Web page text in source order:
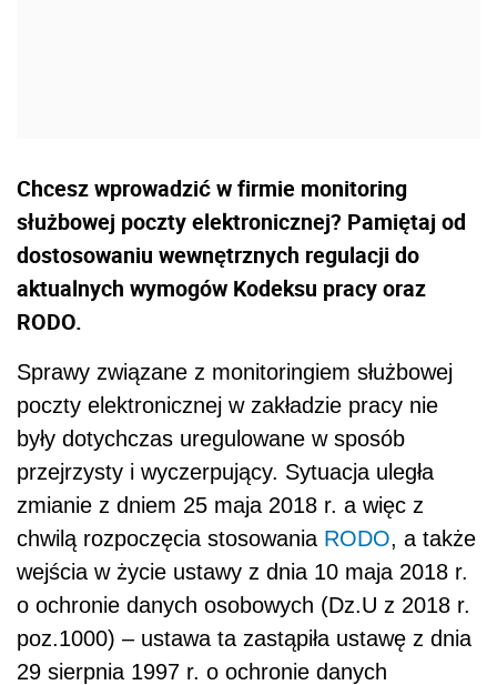
Chcesz wprowadzić w firmie monitoring
służbowej poczty elektronicznej? Pamiętaj od
dostosowaniu wewnętrznych regulacji do
aktualnych wymogów Kodeksu pracy oraz
RODO.
Sprawy związane z monitoringiem służbowej
poczty elektronicznej w zakładzie pracy nie
były dotychczas uregulowane w sposób
przejrzysty i wyczerpujący. Sytuacja uległa
zmianie z dniem 25 maja 2018 r. a więc z
chwilą rozpoczęcia stosowania RODO, a także
wejścia w życie ustawy z dnia 10 maja 2018 r.
o ochronie danych osobowych (Dz.U z 2018 r.
poz.1000) – ustawa ta zastąpiła ustawę z dnia
29 sierpnia 1997 r. o ochronie danych